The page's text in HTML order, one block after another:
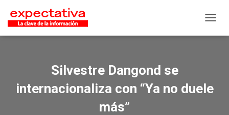
Silvestre Dangond se
internacionaliza con “Ya no duele
más”